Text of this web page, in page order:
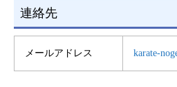
連絡先
メールアドレス karate-